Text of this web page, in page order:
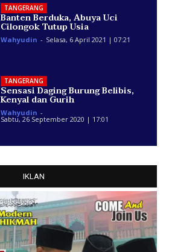
TANGERANG
Banten Berduka, Abuya Uci
Cilongok Tutup Usia
Wahyudin - Selasa, 6 April 2021 | 07:21
TANGERANG
Sensasi Daging Burung Belibis,
Kenyal dan Gurih
Wahyudin -
Sabtu, 26 September 2020 | 17:01
IKLAN